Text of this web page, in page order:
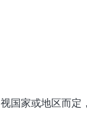
视国家或地区而定